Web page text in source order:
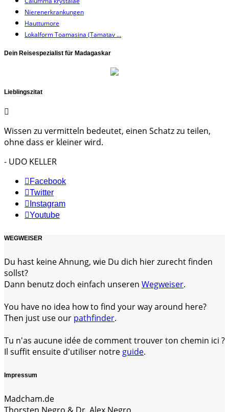
Nierenerkrankungen
Hauttumore
Lokalform Toamasina (Tamatav ...
Dein Reisespezialist für Madagaskar
Lieblingszitat
Wissen zu vermitteln bedeutet, einen Schatz zu teilen,
ohne dass er kleiner wird.
- UDO KELLER
Facebook
Twitter
Instagram
Youtube
WEGWEISER
Du hast keine Ahnung, wie Du dich hier zurecht finden
sollst?
Dann benutz doch einfach unseren Wegweiser.
You have no idea how to find your way around here?
Then just use our pathfinder.
Tu n'as aucune idée de comment trouver ton chemin ici ?
Il suffit ensuite d'utiliser notre guide.
Impressum
Madcham.de